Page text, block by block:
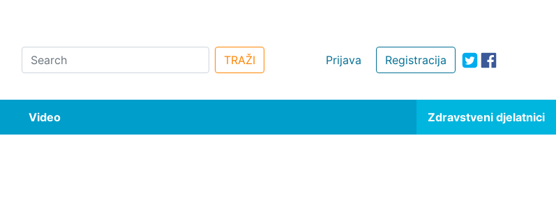
Registracija
Prijava
Search TRAŽI
Video Zdravstveni djelatnici